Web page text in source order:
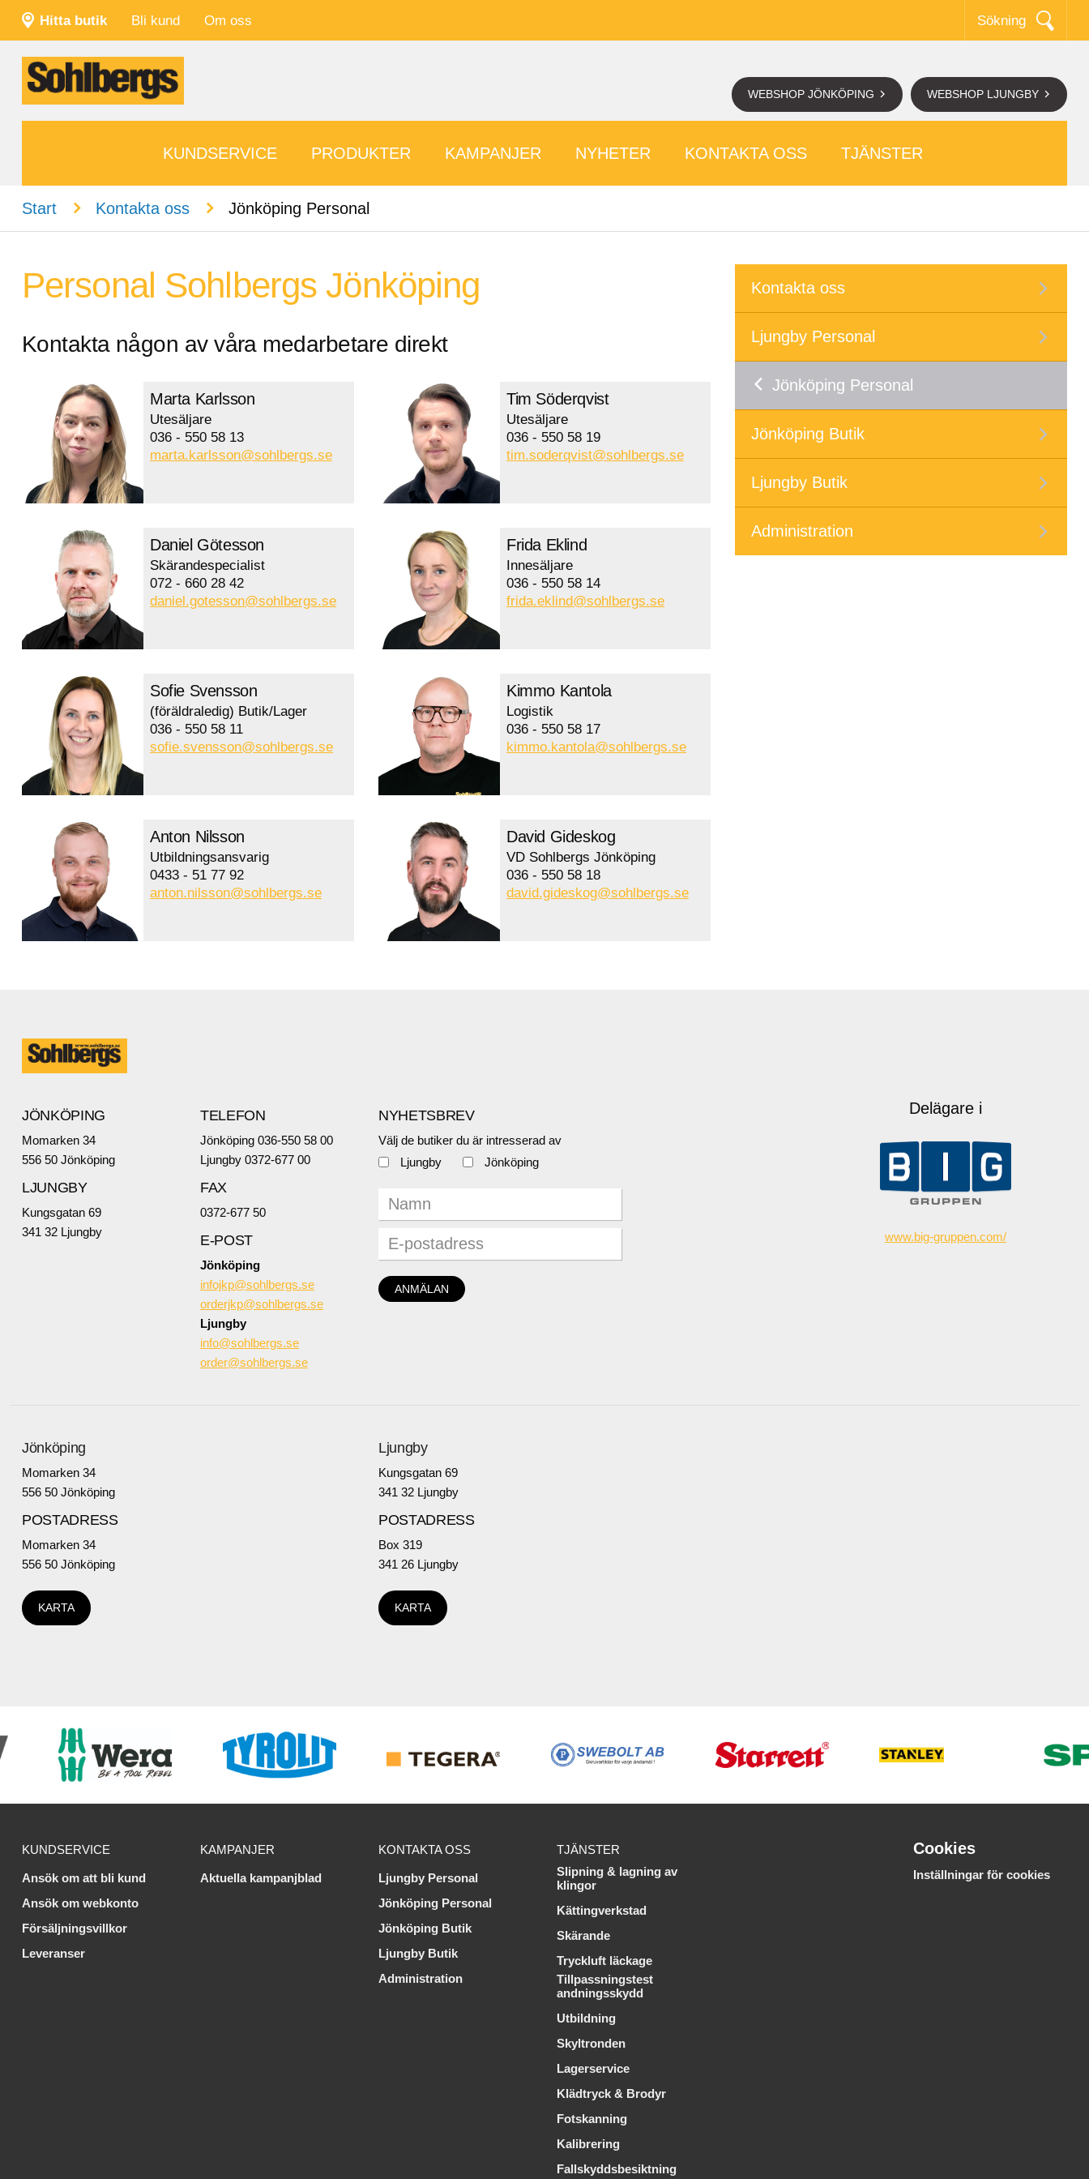
Hitta butik Bli kund Om oss Sökning
WEBSHOP LJUNGBY
WEBSHOP JÖNKÖPING
KUNDSERVICE PRODUKTER KAMPANJER NYHETER KONTAKTA OSS TJÄNSTER
Start n Kontakta oss n Jönköping Personal
Personal Sohlbergs Jönköping
Kontakta någon av våra medarbetare direkt
Marta Karlsson
Utesäljare
036 - 550 58 13
marta.karlsson@sohlbergs.se
Tim Söderqvist
Utesäljare
036 - 550 58 19
tim.soderqvist@sohlbergs.se
Daniel Götesson
Skärandespecialist
072 - 660 28 42
daniel.gotesson@sohlbergs.se
Frida Eklind
Innesäljare
036 - 550 58 14
frida.eklind@sohlbergs.se
Sofie Svensson
(föräldraledig) Butik/Lager
036 - 550 58 11
sofie.svensson@sohlbergs.se
Kimmo Kantola
Logistik
036 - 550 58 17
kimmo.kantola@sohlbergs.se
Anton Nilsson
Utbildningsansvarig
0433 - 51 77 92
anton.nilsson@sohlbergs.se
David Gideskog
VD Sohlbergs Jönköping
036 - 550 58 18
david.gideskog@sohlbergs.se
Kontakta oss
Ljungby Personal
Jönköping Personal
Jönköping Butik
Ljungby Butik
Administration
JÖNKÖPING
Momarken 34
556 50 Jönköping
LJUNGBY
Kungsgatan 69
341 32 Ljungby
TELEFON
Jönköping 036-550 58 00
Ljungby 0372-677 00
FAX
0372-677 50
E-POST
Jönköping
infojkp@sohlbergs.se
orderjkp@sohlbergs.se
Ljungby
info@sohlbergs.se
order@sohlbergs.se
NYHETSBREV
Välj de butiker du är intresserad av
Ljungby
Jönköping
Delägare i
www.big-gruppen.com/
Jönköping
Momarken 34
556 50 Jönköping
POSTADRESS
Momarken 34
556 50 Jönköping
KARTA
Ljungby
Kungsgatan 69
341 32 Ljungby
POSTADRESS
Box 319
341 26 Ljungby
KARTA
KUNDSERVICE
Ansök om att bli kund
Ansök om webkonto
Försäljningsvillkor
Leveranser
KAMPANJER
Aktuella kampanjblad
KONTAKTA OSS
Ljungby Personal
Jönköping Personal
Jönköping Butik
Ljungby Butik
Administration
TJÄNSTER
Slipning & lagning av
klingor
Kättingverkstad
Skärande
Tryckluft läckage
Tillpassningstest
andningsskydd
Utbildning
Skyltronden
Lagerservice
Klädtryck & Brodyr
Fotskanning
Kalibrering
Fallskyddsbesiktning
Cookies
Inställningar för cookies